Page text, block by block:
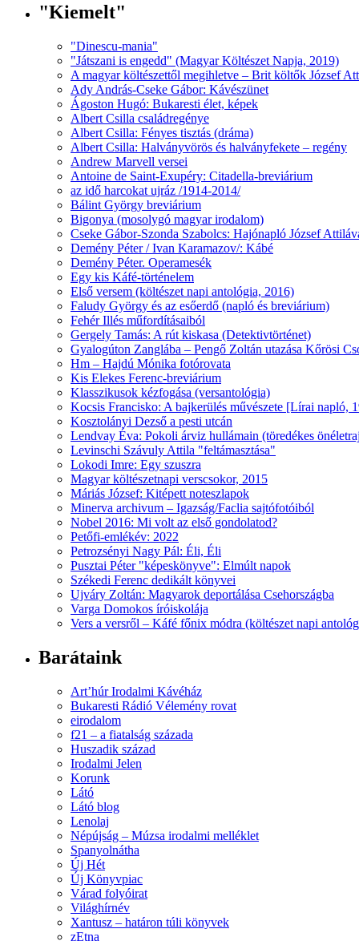
"Kiemelt"
"Dinescu-mania"
"Játszani is engedd" (Magyar Költészet Napja, 2019)
A magyar költészettől megihletve – Brit költők József
Ady András-Cseke Gábor: Kávészünet
Ágoston Hugó: Bukaresti élet, képek
Albert Csilla családregénye
Albert Csilla: Fényes tisztás (dráma)
Albert Csilla: Halványvörös és halványfekete – regény
Andrew Marvell versei
Antoine de Saint-Exupéry: Citadella-breviárium
az idő harcokat ujráz /1914-2014/
Bálint György breviárium
Bigonya (mosolygó magyar irodalom)
Cseke Gábor-Szonda Szabolcs: Hajónapló József
Demény Péter / Ivan Karamazov/: Kábé
Demény Péter. Operamesék
Egy kis Káfé-történelem
Első versem (költészet napi antológia, 2016)
Faludy György és az esőerdő (napló és breviárium)
Fehér Illés műfordításaiból
Gergely Tamás: A rút kiskasa (Detektivtörténet)
Gyalogúton Zanglába – Pengő Zoltán utazása Kőrösi
Hm – Hajdú Mónika fotórovata
Kis Elekes Ferenc-breviárium
Klasszikusok kézfogása (versantológia)
Kocsis Francisko: A bajkerülés művészete [Lírai napló,
Kosztolányi Dezső a pesti utcán
Lendvay Éva: Pokoli árviz hullámain (töredékes
Levinschi Szávuly Attila "feltámasztása"
Lokodi Imre: Egy szuszra
Magyar költészetnapi verscsokor, 2015
Máriás József: Kitépett noteszlapok
Minerva archivum – Igazság/Faclia sajtófotóiból
Nobel 2016: Mi volt az első gondolatod?
Petőfi-emlékév: 2022
Petrozsényi Nagy Pál: Éli, Éli
Pusztai Péter "képeskönyve": Elmúlt napok
Székedi Ferenc dedikált könyvei
Ujváry Zoltán: Magyarok deportálása Csehországba
Varga Domokos íróiskolája
Vers a versről – Káfé főnix módra (költészet napi
Barátaink
Art’húr Irodalmi Kávéház
Bukaresti Rádió Vélemény rovat
eirodalom
f21 – a fiatalság százada
Huszadik század
Irodalmi Jelen
Korunk
Látó
Látó blog
Lenolaj
Népújság – Múzsa irodalmi melléklet
Spanyolnátha
Új Hét
Új Könyvpiac
Várad folyóirat
Világhírnév
Xantusz – határon túli könyvek
zEtna